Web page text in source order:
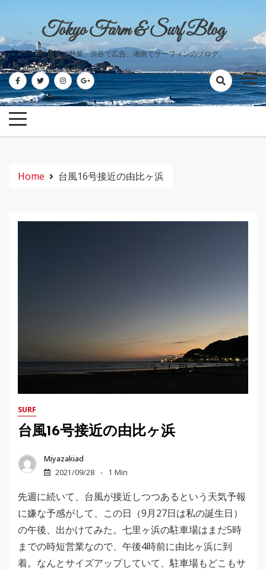
content
Tokyo Farm & Surf Blog
世田谷で野菜、渋谷で広告、湘南でサーフィンのブログ。
Home 台風16号接近の由比ヶ浜
SURF
台風16号接近の由比ヶ浜
Miyazakiad
2021/09/28
1 Min
先週に続いて、台風が接近しつつあるという天気予報
に嫌な予感がして、この日（9月27日は私の誕生日）
の午後、出かけてみた。七里ヶ浜の駐車場はまだ5時
までの時短営業なので、午後4時前に由比ヶ浜に到
着。なんとサイズアップしていて、駐車場もどこもサ